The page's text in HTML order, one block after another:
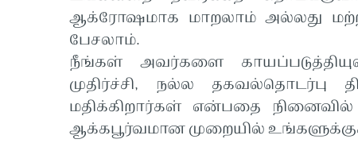
ஆக்ரோஷமாக மாறலாம் அல்லது
பேசலாம்.
நீங்கள் அவர்களை
முதிர்ச்சி, நல்ல
மதிக்கிறார்கள் என்பதை
ஆக்கபூர்வமான முறையில்